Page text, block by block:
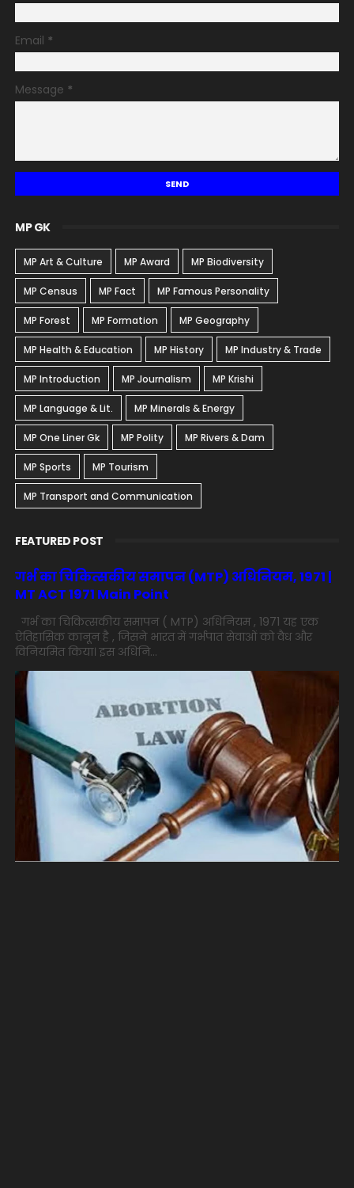
Email *
Message *
MP GK
MP Art & Culture MP Award MP Biodiversity
MP Census MP Fact MP Famous Personality
MP Forest MP Formation MP Geography
MP Health & Education MP History MP Industry & Trade
MP Introduction MP Journalism MP Krishi
MP Language & Lit. MP Minerals & Energy
MP One Liner Gk MP Polity MP Rivers & Dam
MP Sports MP Tourism
MP Transport and Communication
FEATURED POST
गर्भ का चिकित्सकीय समापन (MTP) अधिनियम, 1971 |
MT ACT 1971 Main Point
गर्भ का चिकित्सकीय समापन ( MTP) अधिनियम , 1971 यह एक
ऐतिहासिक कानून है , जिसने भारत में गर्भपात सेवाओं को वैध और
विनियमित किया। इस अधिनि...